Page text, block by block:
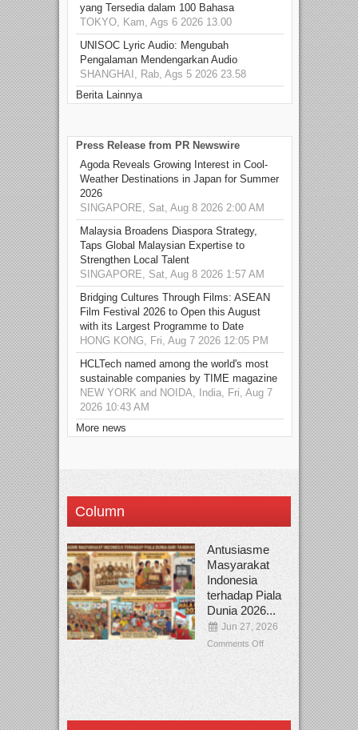
yang Tersedia dalam 100 Bahasa
TOKYO, Kam, Ags 6 2026 13.00
UNISOC Lyric Audio: Mengubah
Pengalaman Mendengarkan Audio
SHANGHAI, Rab, Ags 5 2026 23.58
Berita Lainnya
Press Release from PR Newswire
Agoda Reveals Growing Interest in Cool-
Weather Destinations in Japan for Summer
2026
SINGAPORE, Sat, Aug 8 2026 2:00 AM
Malaysia Broadens Diaspora Strategy,
Taps Global Malaysian Expertise to
Strengthen Local Talent
SINGAPORE, Sat, Aug 8 2026 1:57 AM
Bridging Cultures Through Films: ASEAN
Film Festival 2026 to Open this August
with its Largest Programme to Date
HONG KONG, Fri, Aug 7 2026 12:05 PM
HCLTech named among the world's most
sustainable companies by TIME magazine
NEW YORK and NOIDA, India, Fri, Aug 7
2026 10:43 AM
More news
Column
Antusiasme
Masyarakat
Indonesia
terhadap Piala
Dunia 2026...
Jun 27, 2026
Comments Off